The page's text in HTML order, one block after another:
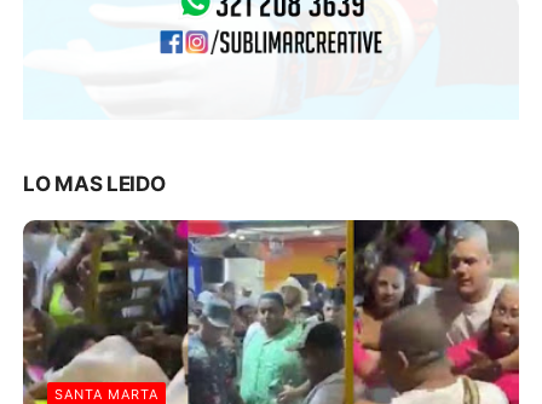
LO MAS LEIDO
SANTA MARTA